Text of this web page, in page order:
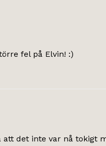
fel på Elvin! :)
det inte var nå tokigt